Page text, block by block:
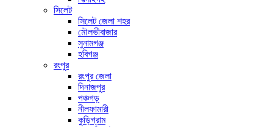
সিলেট
সিলেট জেলা শহর
মৌলভীবাজার
সুনামগঞ্জ
হবিগঞ্জ
রংপুর
রংপুর জেলা
দিনাজপুর
পঞ্চগড়
নীলফামারী
কুড়িগ্রাম